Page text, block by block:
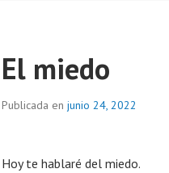
El miedo
Publicada en junio 24, 2022
Hoy te hablaré del miedo.